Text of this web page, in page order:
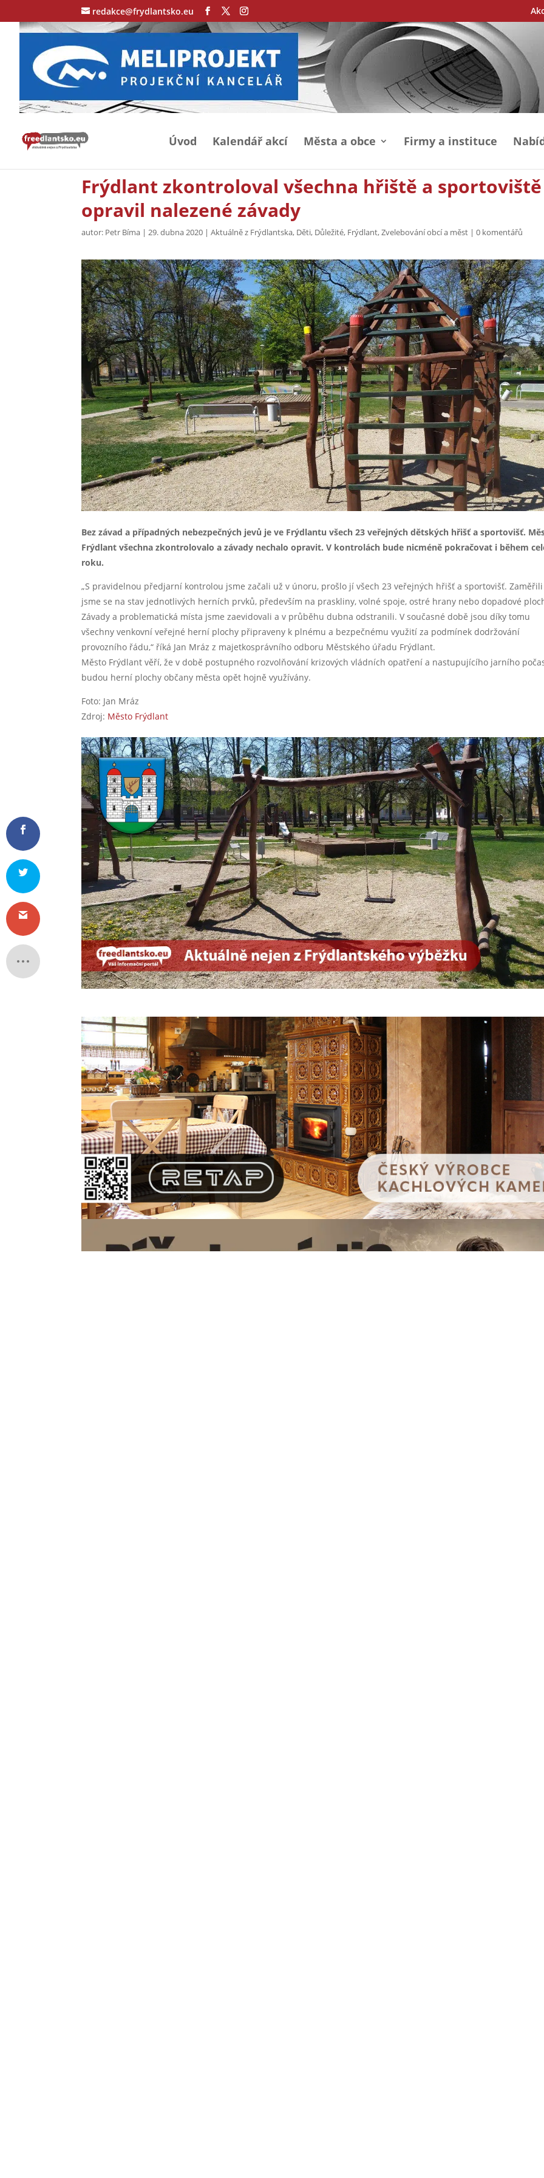
redakce@frydlantsko.eu
Úvod Kalendář akcí Města a obce Firmy a instituce
Frýdlant zkontroloval všechna hřiště a
opravil nalezené závady
autor: Petr Bíma |29. dubna 2020 |Aktuálně z Frýdlantska, Děti, Důležité, Frýdlant,Zvelebování obcí a měst |0 komentářů
Bez závad a případných nebezpečných jevů je ve Frýdlantu všech 23 veřejných dětských hřišť a sportovišť.
Frýdlant všechna zkontrolovalo a závady nechalo opravit. V kontrolách bude nicméně pokračovat i během
roku.
„S pravidelnou předjarní kontrolou jsme začali už v únoru, prošlo jí všech 23 veřejných hřišť a sportovišť. Zaměřili
jsme se na stav jednotlivých herních prvků, především na praskliny, volné spoje, ostré hrany nebo dopadové
Závady a problematická místa jsme zaevidovali a v průběhu dubna odstranili. V současné době jsou díky tomu
všechny venkovní veřejné herní plochy připraveny k plnému a bezpečnému využití za podmínek dodržování
provozního řádu,“ říká Jan Mráz z majetkosprávního odboru Městského úřadu Frýdlant.
Město Frýdlant věří, že v době postupného rozvolňování krizových vládních opatření a nastupujícího jarního
budou herní plochy občany města opět hojně využívány.
Foto: Jan Mráz
Zdroj: Město Frýdlant